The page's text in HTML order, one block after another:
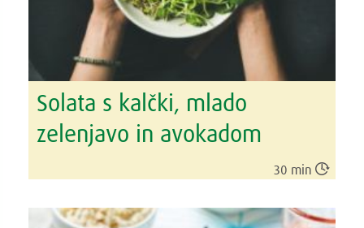
Solata s kalčki, mlado
zelenjavo in avokadom
30 min 